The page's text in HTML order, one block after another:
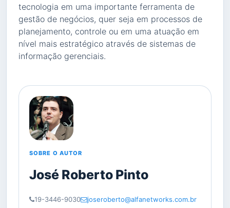
tecnologia em uma importante ferramenta de
gestão de negócios, quer seja em processos de
planejamento, controle ou em uma atuação em
nível mais estratégico através de sistemas de
informação gerenciais.
SOBRE O AUTOR
José Roberto Pinto
19-3446-9030
joseroberto@alfanetworks.com.br